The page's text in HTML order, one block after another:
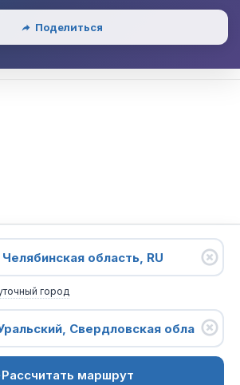
Поделиться
город
Рассчитать маршрут